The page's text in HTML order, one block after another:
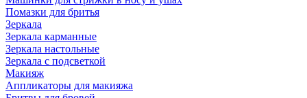
Помазки для бритья
Зеркала
Зеркала карманные
Зеркала настольные
Зеркала с подсветкой
Макияж
Аппликаторы для макияжа